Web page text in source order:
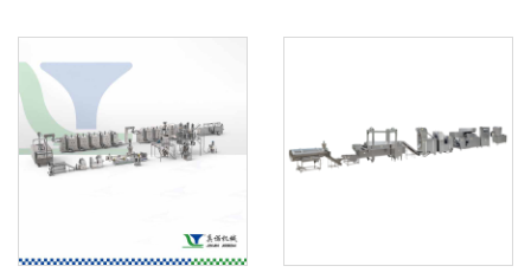
chiqarish liniyasi